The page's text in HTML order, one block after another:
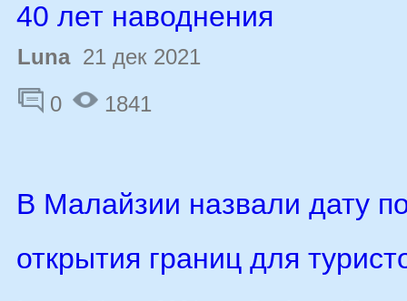
40 лет наводнения
Luna21 дек 2021
0
1841
В Малайзии назвали дату
открытия границ для